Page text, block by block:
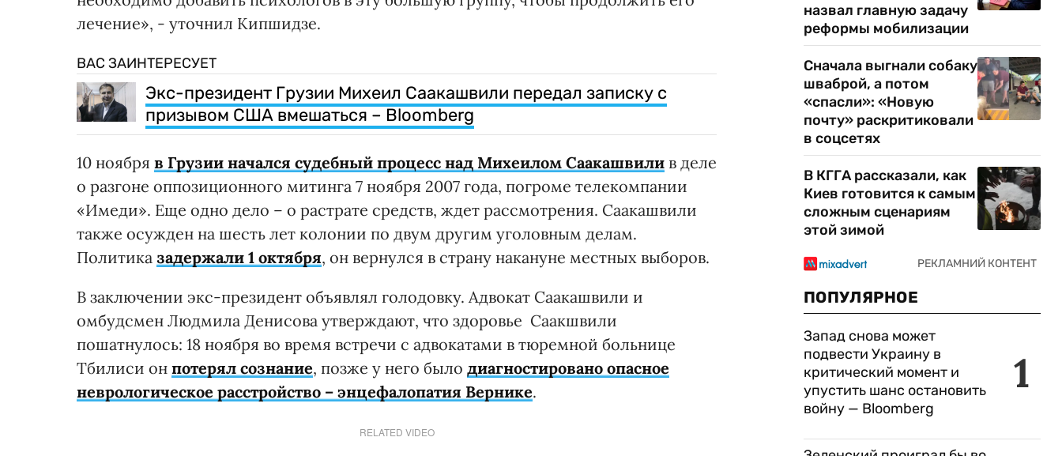
лечение», - уточнил Кипшидзе.
ВАС ЗАИНТЕРЕСУЕТ
Экс-президент Грузии Михеил Саакашвили передал записку с
призывом США вмешаться – Bloomberg
10 ноября в Грузии начался судебный процесс над Михеилом Саакашвили в деле
о разгоне оппозиционного митинга 7 ноября 2007 года, погроме телекомпании
«Имеди». Еще одно дело – о растрате средств, ждет рассмотрения. Саакашвили
также осужден на шесть лет колонии по двум другим уголовным делам.
Политика задержали 1 октября, он вернулся в страну накануне местных выборов.
В заключении экс-президент объявлял голодовку. Адвокат Саакашвили и
омбудсмен Людмила Денисова утверждают, что здоровье Саакшвили
пошатнулось: 18 ноября во время встречи с адвокатами в тюремной больнице
Тбилиси он потерял сознание, позже у него было диагностировано опасное
неврологическое расстройство – энцефалопатия Вернике.
RELATED VIDEO
назвал главную задачу
реформы мобилизации
Сначала выгнали собаку
шваброй, а потом
«спасли»: «Новую
почту» раскритиковали
в соцсетях
В КГГА рассказали, как
Киев готовится к самым
сложным сценариям
этой зимой
ПОПУЛЯРНОЕ
1
Запад снова может
подвести Украину в
критический момент и
упустить шанс остановить
войну — Bloomberg